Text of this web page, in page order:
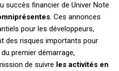
succès financier de Univer Note
. Ces annonces
pour les développeurs,
des risques importants pour
premier démarrage,
de suivre les activités en